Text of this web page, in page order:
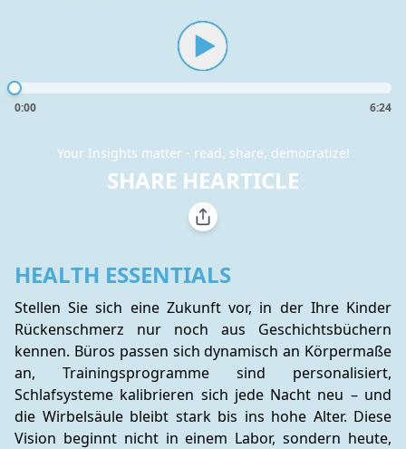
0:00 6:24
Your Insights matter - read, share, democratize!
SHARE HEARTICLE
HEALTH ESSENTIALS
Stellen Sie sich eine Zukunft vor, in der Ihre Kinder
Rückenschmerz nur noch aus Geschichtsbüchern
kennen. Büros passen sich dynamisch an Körpermaße
an, Trainingsprogramme sind personalisiert,
Schlafsysteme kalibrieren sich jede Nacht neu – und
die Wirbelsäule bleibt stark bis ins hohe Alter. Diese
Vision beginnt nicht in einem Labor, sondern heute,